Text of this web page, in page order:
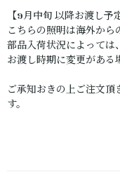
【9月中旬 以降お渡し予
こちらの照明は海外から
部品入荷状況によっては、
お渡し時期に変更がある
ご承知おきの上ご注文
す。